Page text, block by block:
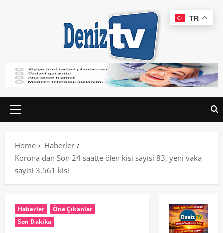
Home
Haberler
Korona dan Son 24 saatte ölen kisi sayisi 83, yeni vaka
sayisi 3.561 kisi
Haberler
Öne Çıkanlar
Son Dakika
TR